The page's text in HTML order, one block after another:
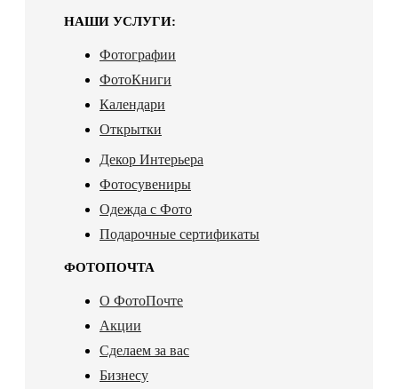
НАШИ УСЛУГИ:
Фотографии
ФотоКниги
Календари
Открытки
Декор Интерьера
Фотосувениры
Одежда с Фото
Подарочные сертификаты
ФОТОПОЧТА
О ФотоПочте
Акции
Сделаем за вас
Бизнесу